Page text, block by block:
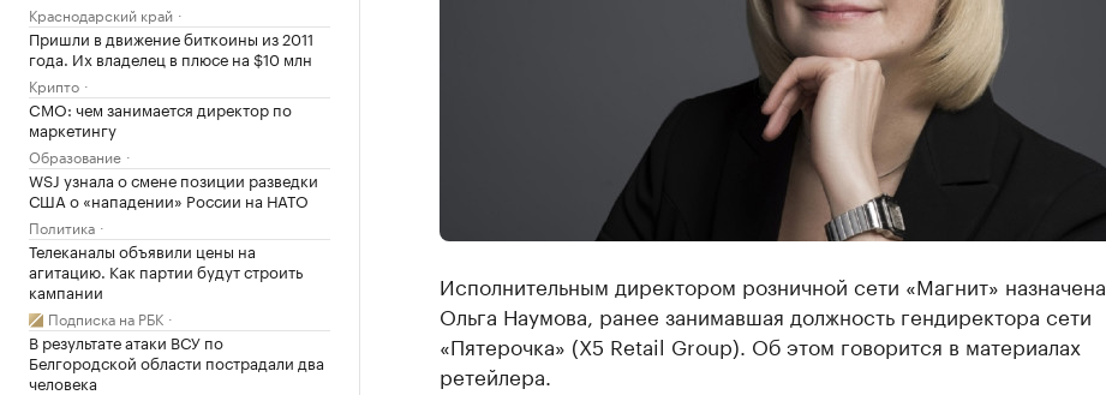
Краснодарский край
Пришли в движение биткоины из 2011
года. Их владелец в плюсе на $10 млн
Крипто
CMO: чем занимается директор по
маркетингу
Образование
WSJ узнала о смене позиции разведки
США о «нападении» России на НАТО
Политика
Телеканалы объявили цены на
агитацию. Как партии будут строить
кампании
Подписка на РБК
В результате атаки ВСУ по
Белгородской области пострадали два
человека
Исполнительным директором розничной сети «Магнит» назначена
Ольга Наумова, ранее занимавшая должность гендиректора сети
«Пятерочка» (X5 Retail Group). Об этом говорится в материалах
ретейлера.